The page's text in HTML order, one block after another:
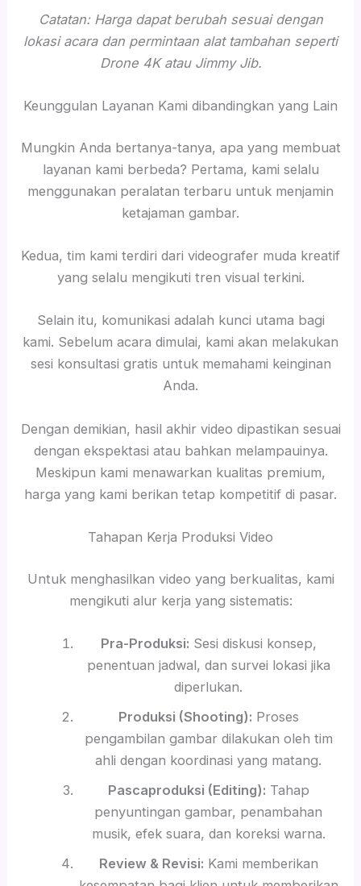
Catatan: Harga dapat berubah sesuai dengan
lokasi acara dan permintaan alat tambahan seperti
Drone 4K atau Jimmy Jib.
Keunggulan Layanan Kami dibandingkan yang Lain
Mungkin Anda bertanya-tanya, apa yang membuat
layanan kami berbeda? Pertama, kami selalu
menggunakan peralatan terbaru untuk menjamin
ketajaman gambar.
Kedua, tim kami terdiri dari videografer muda kreatif
yang selalu mengikuti tren visual terkini.
Selain itu, komunikasi adalah kunci utama bagi
kami. Sebelum acara dimulai, kami akan melakukan
sesi konsultasi gratis untuk memahami keinginan
Anda.
Dengan demikian, hasil akhir video dipastikan sesuai
dengan ekspektasi atau bahkan melampauinya.
Meskipun kami menawarkan kualitas premium,
harga yang kami berikan tetap kompetitif di pasar.
Tahapan Kerja Produksi Video
Untuk menghasilkan video yang berkualitas, kami
mengikuti alur kerja yang sistematis:
Pra-Produksi: Sesi diskusi konsep,
penentuan jadwal, dan survei lokasi jika
diperlukan.
Produksi (Shooting): Proses
pengambilan gambar dilakukan oleh tim
ahli dengan koordinasi yang matang.
Pascaproduksi (Editing): Tahap
penyuntingan gambar, penambahan
musik, efek suara, dan koreksi warna.
Review & Revisi: Kami memberikan